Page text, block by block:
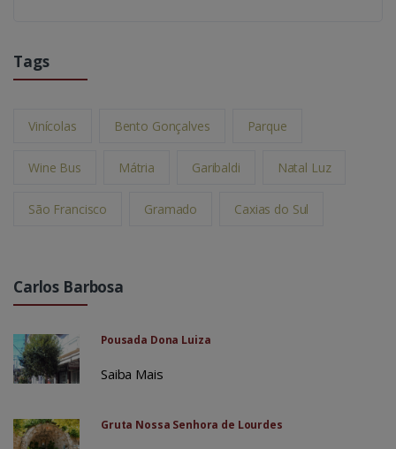
Tags
Vinícolas Bento Gonçalves Parque
Wine Bus Mátria Garibaldi Natal Luz
São Francisco Gramado Caxias do Sul
Carlos Barbosa
Pousada Dona Luiza
Saiba Mais
Gruta Nossa Senhora de Lourdes